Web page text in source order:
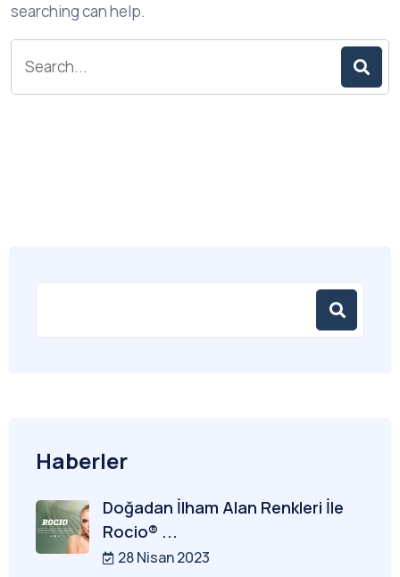
searching can help.
Haberler
Doğadan İlham Alan Renkleri İle
Rocio® ...
28 Nisan 2023